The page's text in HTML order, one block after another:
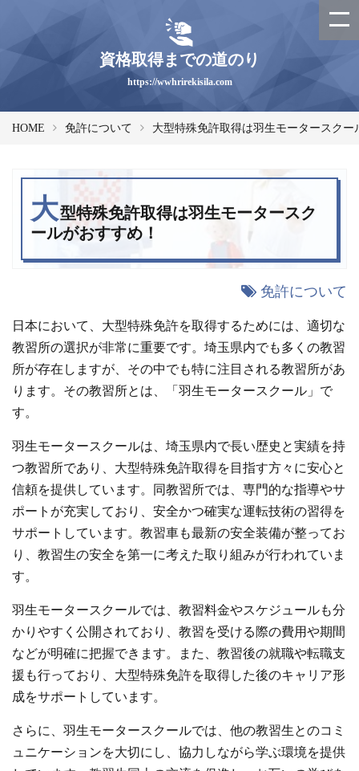
資格取得までの道のり
https://wwhrirekisila.com
HOME 免許について 大型特殊免許取得は羽生モータースクー
大型特殊免許取得は羽生モータースク
ールがおすすめ！
免許について
日本において、大型特殊免許を取得するためには、適切な
教習所の選択が非常に重要です。埼玉県内でも多くの教習
所が存在しますが、その中でも特に注目される教習所があ
ります。その教習所とは、「羽生モータースクール」で
す。
羽生モータースクールは、埼玉県内で長い歴史と実績を持
つ教習所であり、大型特殊免許取得を目指す方々に安心と
信頼を提供しています。同教習所では、専門的な指導やサ
ポートが充実しており、安全かつ確実な運転技術の習得を
サポートしています。教習車も最新の安全装備が整ってお
り、教習生の安全を第一に考えた取り組みが行われていま
す。
羽生モータースクールでは、教習料金やスケジュールも分
かりやすく公開されており、教習を受ける際の費用や期間
などが明確に把握できます。また、教習後の就職や転職支
援も行っており、大型特殊免許を取得した後のキャリア形
成をサポートしています。
さらに、羽生モータースクールでは、他の教習生とのコミ
ュニケーションを大切にし、協力しながら学ぶ環境を提供